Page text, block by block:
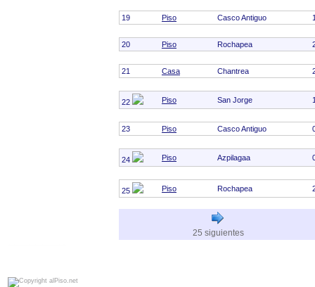
19 Piso Casco Antiguo
20 Piso Rochapea
21 Casa Chantrea
22 Piso San Jorge
23 Piso Casco Antiguo
24 Piso Azpilagaa
25 Piso Rochapea
25 siguientes